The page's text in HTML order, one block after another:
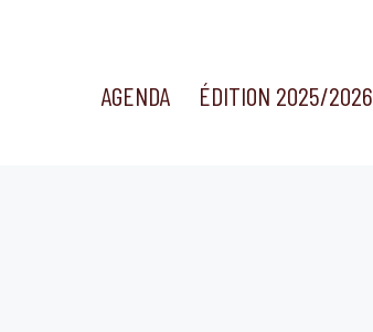
AGENDA ÉDITION 2025/2026